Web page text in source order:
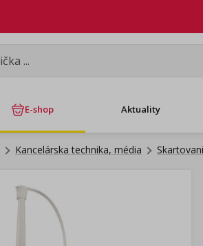
E-shop Aktuality
Kancelárska technika, média